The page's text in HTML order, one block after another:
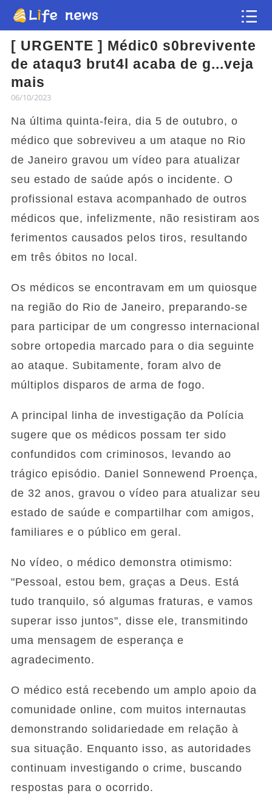
[ URGENTE ] Médic0 s0brevivente
de ataqu3 brut4l acaba de g...veja
mais
06/10/2023
Na última quinta-feira, dia 5 de outubro, o
médico que sobreviveu a um ataque no Rio
de Janeiro gravou um vídeo para atualizar
seu estado de saúde após o incidente. O
profissional estava acompanhado de outros
médicos que, infelizmente, não resistiram aos
ferimentos causados pelos tiros, resultando
em três óbitos no local.
Os médicos se encontravam em um quiosque
na região do Rio de Janeiro, preparando-se
para participar de um congresso internacional
sobre ortopedia marcado para o dia seguinte
ao ataque. Subitamente, foram alvo de
múltiplos disparos de arma de fogo.
A principal linha de investigação da Polícia
sugere que os médicos possam ter sido
confundidos com criminosos, levando ao
trágico episódio. Daniel Sonnewend Proença,
de 32 anos, gravou o vídeo para atualizar seu
estado de saúde e compartilhar com amigos,
familiares e o público em geral.
No vídeo, o médico demonstra otimismo:
"Pessoal, estou bem, graças a Deus. Está
tudo tranquilo, só algumas fraturas, e vamos
superar isso juntos", disse ele, transmitindo
uma mensagem de esperança e
agradecimento.
O médico está recebendo um amplo apoio da
comunidade online, com muitos internautas
demonstrando solidariedade em relação à
sua situação. Enquanto isso, as autoridades
continuam investigando o crime, buscando
respostas para o ocorrido.
Artigo
Vídeos
Flash news